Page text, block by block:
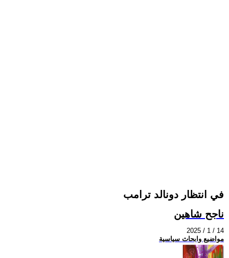
في انتظار دونالد ترامب
ناجح شاهين
2025 / 1 / 14
مواضيع وابحاث سياسية